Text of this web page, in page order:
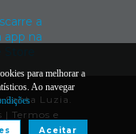
Luzia.
| Termos e
para melhorar a
Ao navegar
Aceitar